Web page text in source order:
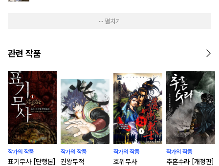
··· 펼치기
관련 작품
작가의 작품
표기무사 [단행본]
작가의 작품
권왕무적
작가의 작품
호위무사
작가의 작품
추혼수라 [개정판]